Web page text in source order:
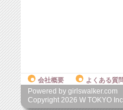
会社概要 よくある質
Powered by girlswalker.com
Copyright 2026 W TOKYO